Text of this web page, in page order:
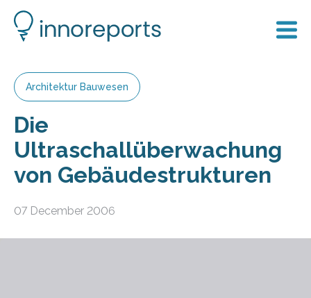
Architektur Bauwesen
Die
Ultraschallüberwachung
von Gebäudestrukturen
07 December 2006